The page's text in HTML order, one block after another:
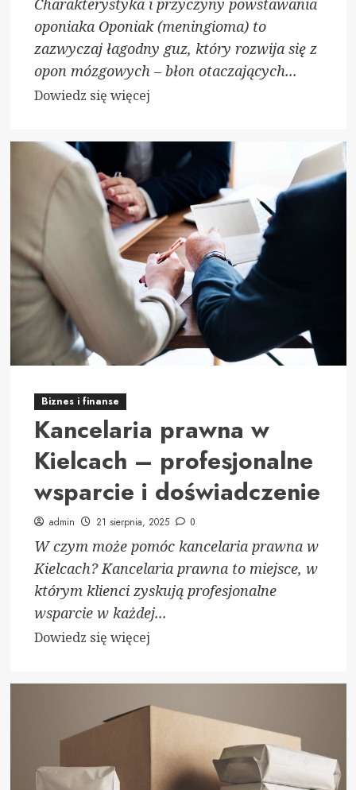
Charakterystyka i przyczyny powstawania
oponiaka Oponiak (meningioma) to
zazwyczaj łagodny guz, który rozwija się z
opon mózgowych – błon otaczających...
Dowiedz się więcejDowiedz
Czy
oponiak
może
pęknąć?
Specjaliści
wyjaśniają
fakty
i
mity
Biznes i finanse
Kancelaria prawna w
Kielcach – profesjonalne
wsparcie i doświadczenie
admin 21 sierpnia, 2025 0
W czym może pomóc kancelaria prawna w
Kielcach? Kancelaria prawna to miejsce, w
którym klienci zyskują profesjonalne
wsparcie w każdej...
Dowiedz się więcejDowiedz
Kancelaria
w
Kielcach